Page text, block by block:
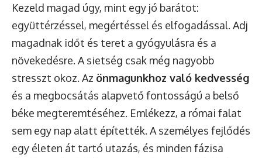
Kezeld magad úgy, mint egy jó barátot:
együttérzéssel, megértéssel és elfogadással. Adj
magadnak időt és teret a gyógyulásra és a
növekedésre. A sietség csak még nagyobb
stresszt okoz. Az önmagunkhoz való kedvesség
és a megbocsátás alapvető fontosságú a belső
béke megteremtéséhez. Emlékezz, a római falat
sem egy nap alatt építették. A személyes fejlődés
egy életen át tartó utazás, és minden fázisa